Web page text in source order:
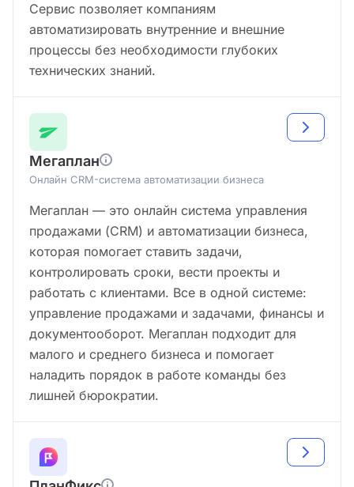
Сервис позволяет компаниям
автоматизировать внутренние и внешние
процессы без необходимости глубоких
технических знаний.
Мегаплан
Онлайн CRM-система автоматизации бизнеса
Мегаплан — это онлайн система управления
продажами (CRM) и автоматизации бизнеса,
которая помогает ставить задачи,
контролировать сроки, вести проекты и
работать с клиентами. Все в одной системе:
управление продажами и задачами, финансы и
документооборот. Мегаплан подходит для
малого и среднего бизнеса и помогает
наладить порядок в работе команды без
лишней бюрократии.